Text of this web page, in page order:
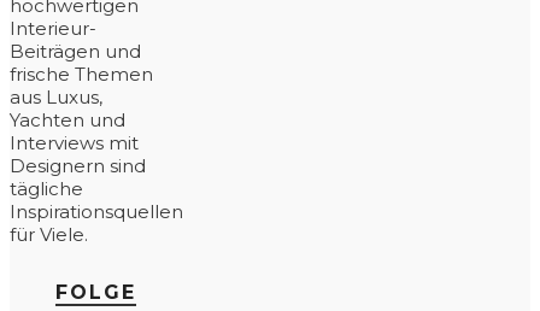
hochwertigen
Interieur-
Beiträgen und
frische Themen
aus Luxus,
Yachten und
Interviews mit
Designern sind
tägliche
Inspirationsquellen
für Viele.
FOLGE